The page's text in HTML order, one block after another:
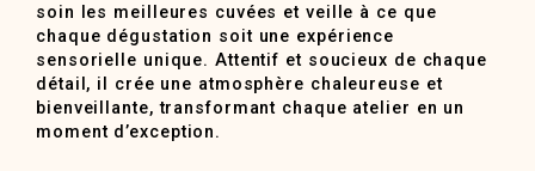
soin les meilleures cuvées et veille à ce que
chaque dégustation soit une expérience
sensorielle unique. Attentif et soucieux de chaque
détail, il crée une atmosphère chaleureuse et
bienveillante, transformant chaque atelier en un
moment d’exception.